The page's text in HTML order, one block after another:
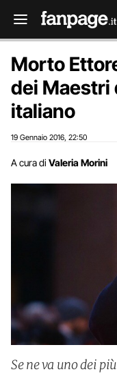
Morto
dei Maestri
italiano
19 Gennaio 2016 22:50
A cura di Valeria Morini
Se ne va uno dei